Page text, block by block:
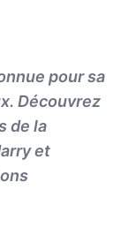
pour sa
Découvrez
de la
et